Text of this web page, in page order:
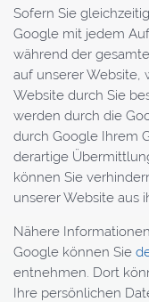
Sofern Sie
Google mit jedem
während der
auf unserer Website,
Website durch Sie
werden durch die
durch Google Ihrem
derartige
können Sie
unserer Website aus
Nähere
Google können Sie
entnehmen. Dort
Ihre persönlichen